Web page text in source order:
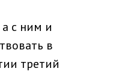
с ним и
в
третий